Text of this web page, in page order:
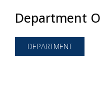
Department
DEPARTMENT